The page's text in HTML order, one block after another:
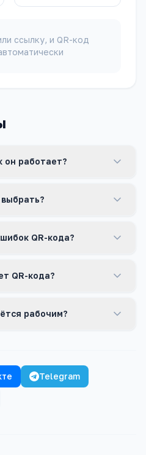
ссылку, и QR-код
он работает?
QR-кода?
QR-кода?
рабочим?
Telegram